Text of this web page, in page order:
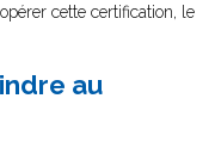
cette certification, le
au